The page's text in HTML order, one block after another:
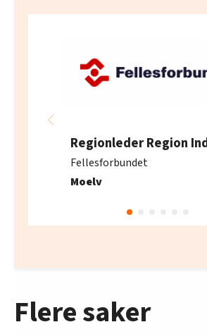
Regionleder Region
Fellesforbundet
Moelv
Flere saker